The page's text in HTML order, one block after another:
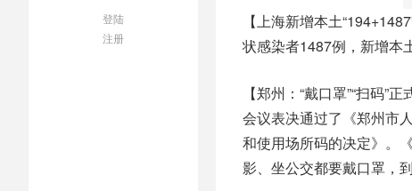
登陆
注册
【上海新增本土
状感染者1487例，新增本
【郑州：“戴口罩”“扫码
会议表决通过了《郑州市
和使用场所码的决定》。
影、坐公交都要戴口罩，